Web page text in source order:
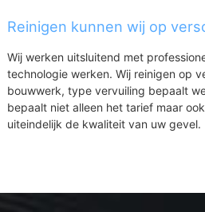
Reinigen kunnen wij op
Wij werken uitsluitend met
technologie werken. Wij reinigen op
bouwwerk, type vervuiling bepaalt
bepaalt niet alleen het tarief maar
uiteindelijk de kwaliteit van uw gevel.